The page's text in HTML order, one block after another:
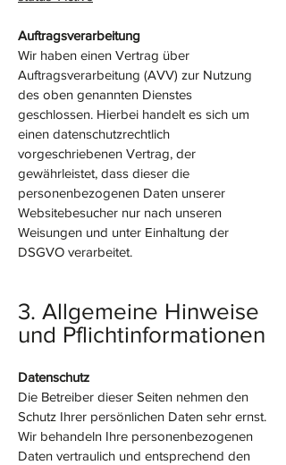
Auftragsverarbeitung
Wir haben einen Vertrag über
Auftragsverarbeitung (AVV) zur Nutzung
des oben genannten Dienstes
geschlossen. Hierbei handelt es sich um
einen datenschutzrechtlich
vorgeschriebenen Vertrag, der
gewährleistet, dass dieser die
personenbezogenen Daten unserer
Websitebesucher nur nach unseren
Weisungen und unter Einhaltung der
DSGVO verarbeitet.
3. Allgemeine Hinweise
und Pflicht­informationen
Datenschutz
Die Betreiber dieser Seiten nehmen den
Schutz Ihrer persönlichen Daten sehr ernst.
Wir behandeln Ihre personenbezogenen
Daten vertraulich und entsprechend den